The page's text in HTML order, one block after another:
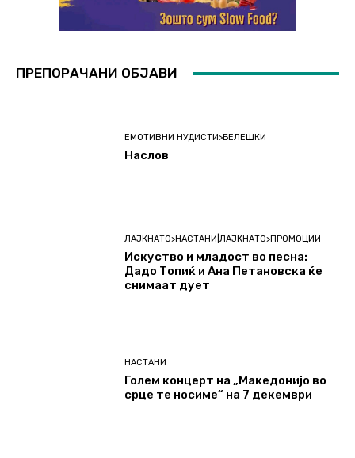
ПРЕПОРАЧАНИ ОБЈАВИ
ЕМОТИВНИ НУДИСТИ>БЕЛЕШКИ
Наслов
ЛАЈКНАТО>НАСТАНИ|ЛАЈКНАТО>ПРОМОЦИИ
Искуство и младост во песна:
Дадо Топиќ и Ана Петановска ќе
снимаат дует
НАСТАНИ
Голем концерт на „Македонијо во
срце те носиме“ на 7 декември